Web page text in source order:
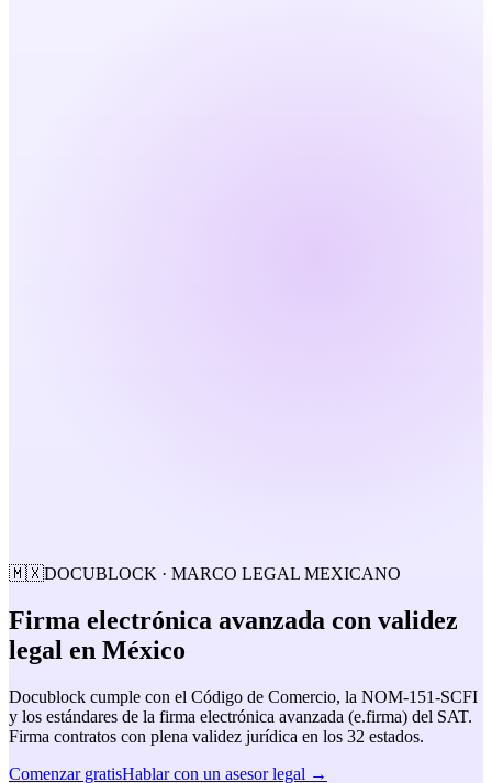
🇲🇽DOCUBLOCK · MARCO LEGAL MEXICANO
Firma electrónica avanzada con validez
legal en México
Docublock cumple con el Código de Comercio, la NOM-151-SCFI
y los estándares de la firma electrónica avanzada (e.firma) del SAT.
Firma contratos con plena validez jurídica en los 32 estados.
Comenzar gratisHablar con un asesor legal →